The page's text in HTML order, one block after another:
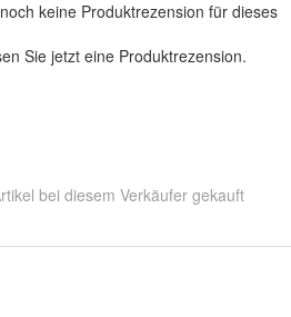
keine Produktrezension für dieses
Sie jetzt eine Produktrezension.
bei diesem Verkäufer gekauft